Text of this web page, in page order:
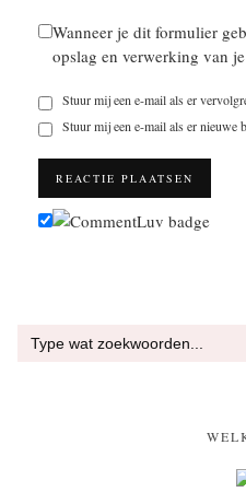
Wanneer je dit formulier
opslag en verwerking van
Stuur mij een e-mail als er
Stuur mij een e-mail als er nieuwe
naar: